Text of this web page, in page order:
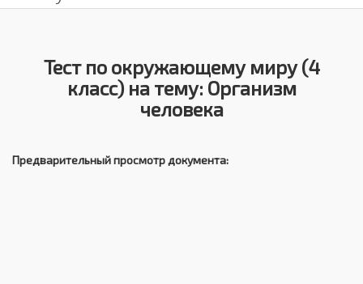
Тест по окружающему миру (4
класс) на тему: Организм
человека
Предварительный просмотр документа: